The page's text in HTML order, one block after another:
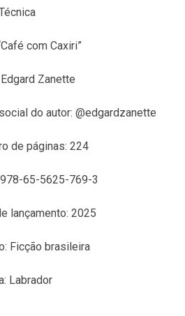
com Caxiri”
Zanette
do autor: @edgardzanette
de páginas: 224
65-5625-769-3
lançamento: 2025
Ficção brasileira
Labrador